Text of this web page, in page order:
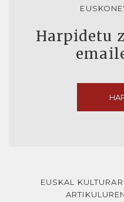
Harpidetu
EUSKAL